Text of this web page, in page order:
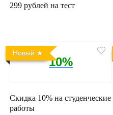
299 рублей на тест
Новый
10%
Скидка 10% на студенческие
работы